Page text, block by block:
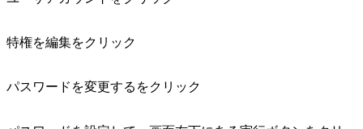
特権を編集をクリック
パスワードを変更するをクリック